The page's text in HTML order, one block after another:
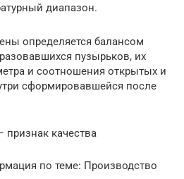
диапазон.
определяется балансом
пузырьков, их
и соотношения открытых и
сформировавшейся после
признак качества
по теме: Производство